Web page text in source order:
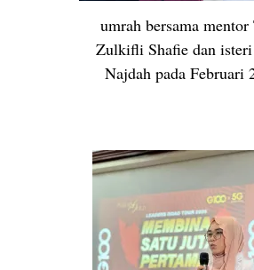
umrah bersama mentor
Zulkifli Shafie dan isteri
Najdah pada Februari